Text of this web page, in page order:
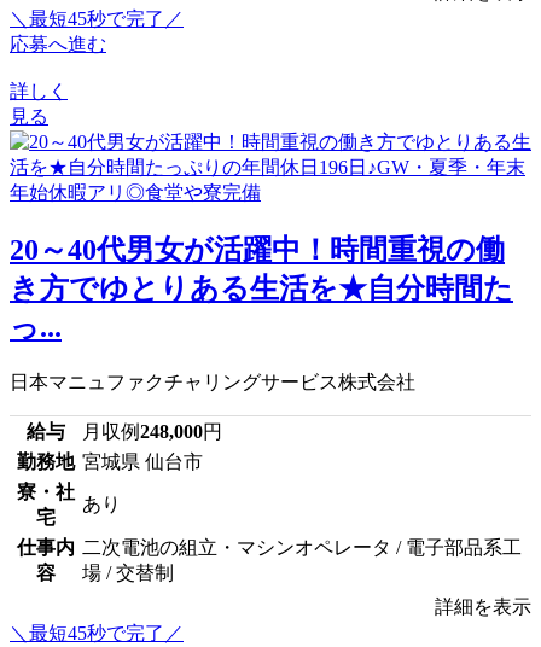
＼最短45秒で完了／
応募へ進む
詳しく
見る
20～40代男女が活躍中！時間重視の働
き方でゆとりある生活を★自分時間た
っ...
日本マニュファクチャリングサービス株式会社
給与 月収例248,000円
勤務地 宮城県 仙台市
寮・社
宅
あり
仕事内
容
二次電池の組立・マシンオペレータ / 電子部品系工
場 / 交替制
詳細を表示
＼最短45秒で完了／